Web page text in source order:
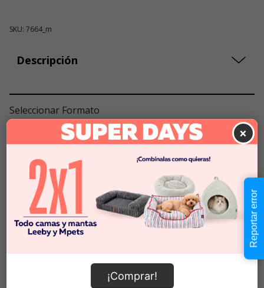
SKU: 7664_m
Descripción
Seleccionar Formato
Cantidad:
-
null
Selecciona una opción para ver
disponibilidad
Añadir al carrito
×
¡Comprar!
Reportar error